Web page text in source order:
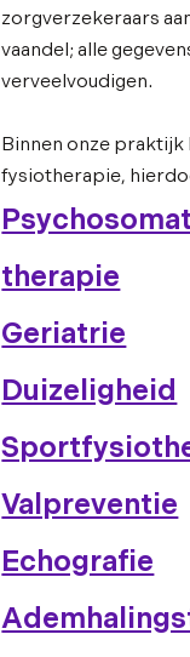
zorgverzekeraars
vaandel; alle
verveelvoudigen.
Binnen onze
fysiotherapie,
therapie
Geriatrie
Duizeligheid
Valpreventie
Echografie